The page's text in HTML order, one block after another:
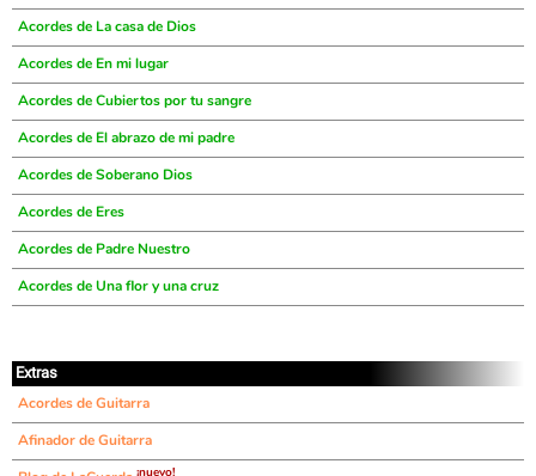
Acordes de La casa de Dios
Acordes de En mi lugar
Acordes de Cubiertos por tu sangre
Acordes de El abrazo de mi padre
Acordes de Soberano Dios
Acordes de Eres
Acordes de Padre Nuestro
Acordes de Una flor y una cruz
Extras
Acordes de Guitarra
Afinador de Guitarra
¡nuevo!